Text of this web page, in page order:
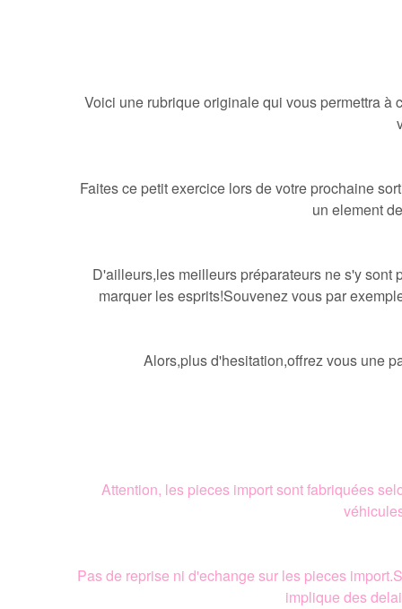
Voici une rubrique originale qui vous permettra
Faites ce petit exercice lors de votre prochaine
un element
D'ailleurs,les meilleurs préparateurs ne s'y
marquer les esprits!Souvenez vous par
Alors,plus d'hesitation,offrez vous une
Attention, les pieces import sont fabriquées
Pas de reprise ni d'echange sur les pieces
implique des